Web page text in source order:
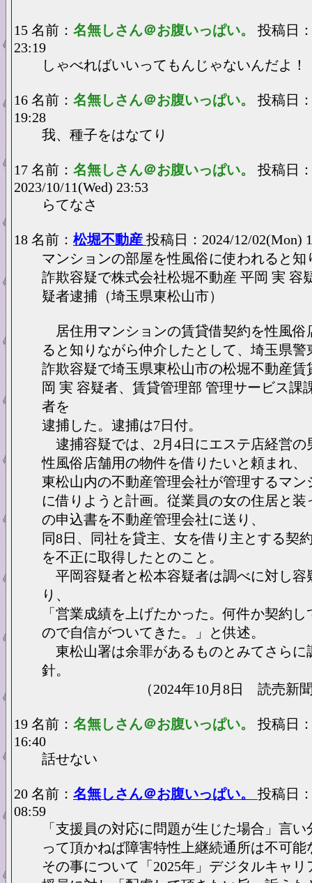
15 名前： 名無しさん＠お腹いっぱい。 投稿日
23:19
しゃべればいいってもんじゃないんだよ！
16 名前： 名無しさん＠お腹いっぱい。 投稿日
19:28
我、種子をはなてり
17 名前： 名無しさん＠お腹いっぱい。 投稿日
2023/10/11(Wed) 23:53
らてなさ
18 名前： 松堀不動産 投稿日：2024/12/02(Mon)
マンションの部屋を性風俗に使われると知
詐欺容疑で株式会社松堀不動産 平岡 実 容
疑者逮捕（埼玉県東松山市）
居住用マンションの賃貸借契約を性風俗
ると知りながら仲介したとして、埼玉県警
詐欺容疑で埼玉県東松山市の松堀不動産賃
岡 実 容疑者、賃貸管理部 管理サービス課
者を
逮捕した。逮捕は7日付。
逮捕容疑では、2月4日にエステ店経営の
性風俗店舗用の物件を借りたいと頼まれ、
東松山内の不動産管理会社が管理するマン
に借りようと計画。従業員の女の住居と装
の申込書を不動産管理会社に送り、
同8日、同社を貸主、女を借り主とする契
を不正に取得したとのこと。
平岡容疑者と松本容疑者は調べに対し容
り、
「営業成績を上げたかった。何件か契約
ので自信がついてきた。」と供述。
東松山署は余罪があるものとみてさらに
針。
（2024年10月8日 読売新聞
19 名前： 名無しさん＠お腹いっぱい。 投稿日
16:40
話せない
20 名前： 名無しさん＠お腹いっぱい。 投稿日
08:59
「支援員の対応に問題が生じた場合」言
って頂かねば障害特性上継続通所は不可能
その事について「2025年」デジタルキャ